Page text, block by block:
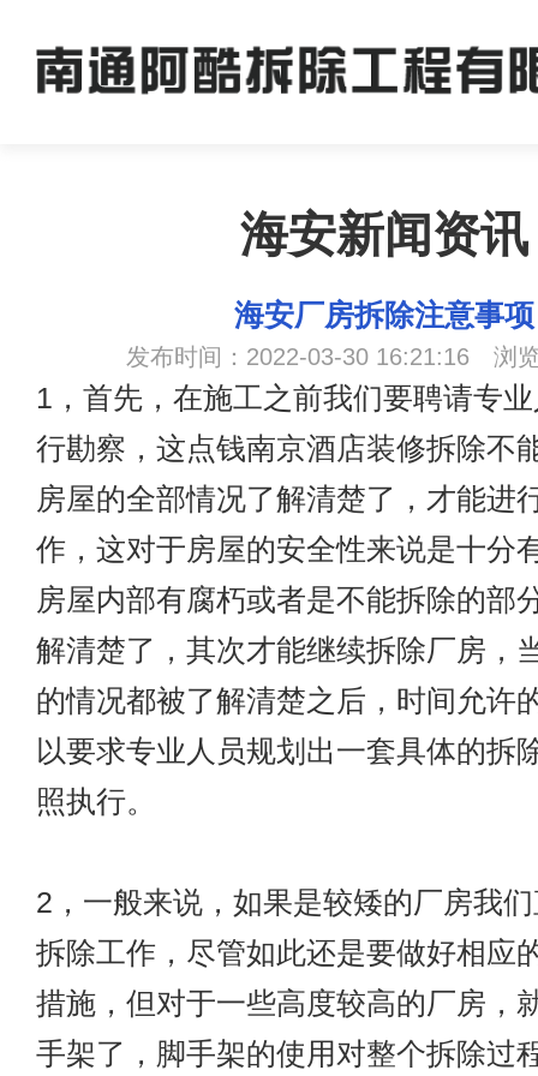
海安新闻资讯
海安厂房拆除注意事项
发布时间：2022-03-30 16:21:16 浏
1，首先，在施工之前我们要聘请专
行勘察，这点钱南京酒店装修拆除不
房屋的全部情况了解清楚了，才能进
作，这对于房屋的安全性来说是十分
房屋内部有腐朽或者是不能拆除的部
解清楚了，其次才能继续拆除厂房，
的情况都被了解清楚之后，时间允许
以要求专业人员规划出一套具体的拆
照执行。
2，一般来说，如果是较矮的厂房我
拆除工作，尽管如此还是要做好相应
措施，但对于一些高度较高的厂房，
手架了，脚手架的使用对整个拆除过